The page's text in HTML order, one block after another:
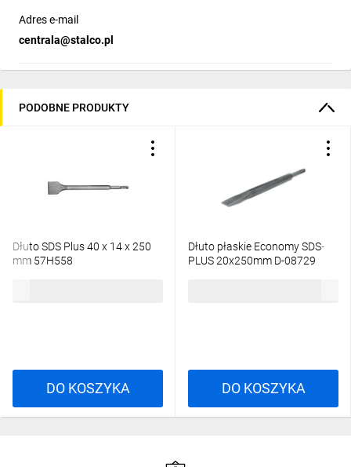
Adres e-mail
centrala@stalco.pl
PODOBNE PRODUKTY
Dłuto SDS Plus 40 x 14 x 250
mm 57H558
DO KOSZYKA
Dłuto płaskie Economy SDS-
PLUS 20x250mm D-08729
DO KOSZYKA